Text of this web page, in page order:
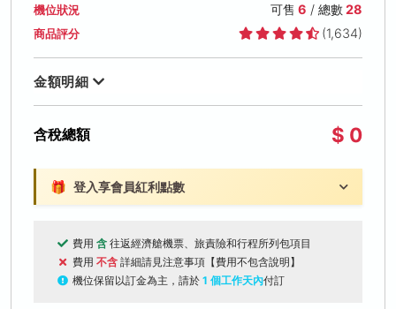
機位狀況 可售 6 / 總數28
商品評分 (1,634)
金額明細
含稅總額 $ 0
🎁 登入享會員紅利點數
費用 含 往返經濟艙機票、旅責險和行程所列包項目
費用 不含 詳細請見注意事項【費用不包含說明】
機位保留以訂金為主，請於 1 個工作天內付訂